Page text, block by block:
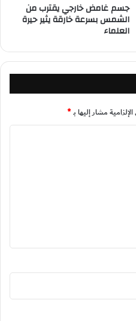
جسم غامض خارجي يقترب من
الشمس بسرعة خارقة يثير حيرة
العلماء
مشار إليها بـ*